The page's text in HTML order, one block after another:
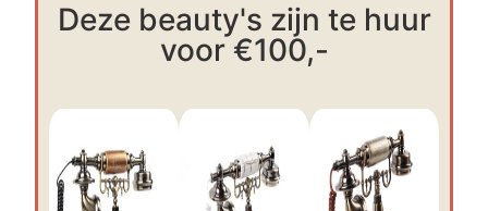
Deze beauty's zijn te huur
voor €100,-